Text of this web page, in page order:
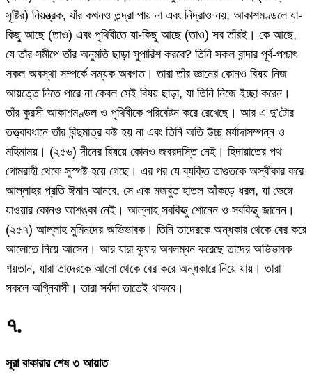
সৃষ্টির) নিয়ন্ত্রক, যাঁর কখনও তন্দ্রা পায় না এবং নিদ্রাও নয়, আকাশমণ্ডলে যা-
কিছু আছে (তাও) এবং পৃথিবীতে যা-কিছু আছে (তাও) সব তাঁরই। কে আছে,
যে তাঁর সমীপে তাঁর অনুমতি ছাড়া সুপারিশ করবে? তিনি সকল বান্দার পূর্ব-পশ্চাৎ
সকল অবস্থা সম্পর্কে সম্যক অবগত। তারা তাঁর জ্ঞানের কোনও বিষয় নিজ
আয়ত্তে নিতে পারে না কেবল সেই বিষয় ছাড়া, যা তিনি নিজে ইচ্ছা করেন।
তাঁর কুরসী আকাশমণ্ডল ও পৃথিবীকে পরিবেষ্টন করে রেখেছে। আর এ দু’টোর
তত্ত্বাবধানে তাঁর বিন্দুমাত্র কষ্ট হয় না এবং তিনি অতি উচ্চ মর্যাদাসম্পন্ন ও
মহিমাময়। (২৫৬) দীনের বিষয়ে কোনও জবরদস্তি নেই। হিদায়াতের পথ
গোমরাহী থেকে সুস্পষ্ট হয়ে গেছে। এর পর যে ব্যক্তি তাগুতকে অস্বীকার করে
আল্লাহর প্রতি ঈমান আনবে, সে এক মজবুত হাতল আঁকড়ে ধরল, যা ভেঙ্গে
যাওয়ার কোনও আশঙ্কা নেই। আল্লাহ সবকিছু শোনেন ও সবকিছু জানেন।
(২৫৭) আল্লাহ মুমিনদের অভিভাবক। তিনি তাদেরকে অন্ধকার থেকে বের করে
আলোতে নিয়ে আসেন। আর যারা কুফর অবলম্বন করেছে তাদের অভিভাবক
শয়তান, যারা তাদেরকে আলো থেকে বের করে অন্ধকারে নিয়ে যায়। তারা
সকলে অগ্নিবাসী। তারা সর্বদা তাতেই থাকবে।
৭.
সূরা বাকারার শেষ ৩ আয়াত